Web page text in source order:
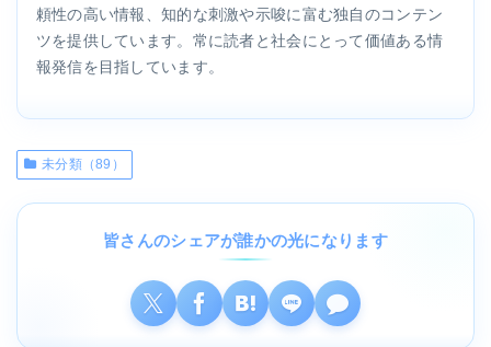
頼性の高い情報、知的な刺激や示唆に富む独自のコンテン
ツを提供しています。常に読者と社会にとって価値ある情
報発信を目指しています。
未分類（89）
皆さんのシェアが誰かの光になります